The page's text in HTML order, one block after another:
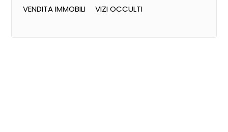
VENDITA IMMOBILI
VIZI OCCULTI